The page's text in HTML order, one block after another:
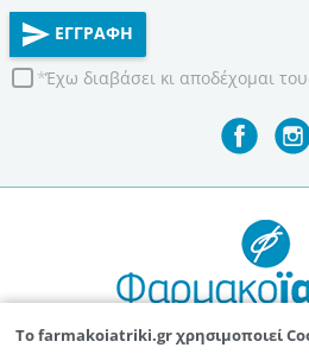
ΕΓΓΡΑΦΗ
Έχω διαβάσει κι αποδέχομαι
Τοfarmakoiatriki.grχρησιμοποιεί